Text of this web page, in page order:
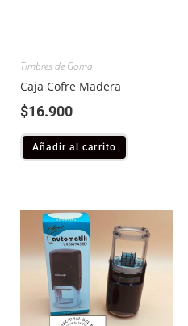
Timbres de Goma
Caja Cofre Madera
$16.900
Añadir al carrito